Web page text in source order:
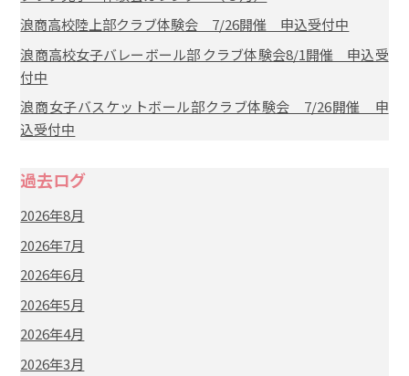
浪商高校陸上部クラブ体験会 7/26開催 申込受付中
浪商高校女子バレーボール部 クラブ体験会8/1開催 申込受
付中
浪商女子バスケットボール部クラブ体験会 7/26開催 申
込受付中
過去ログ
2026年8月
2026年7月
2026年6月
2026年5月
2026年4月
2026年3月